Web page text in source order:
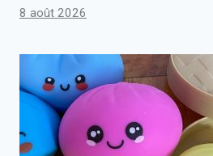
8 août 2026